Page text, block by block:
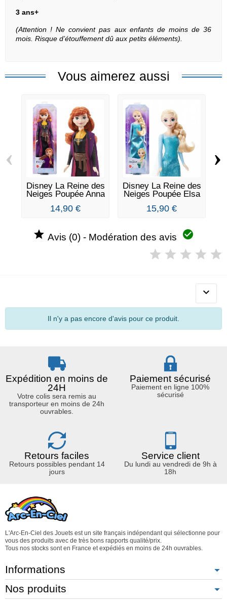
3 ans+
(Attention ! Ne convient pas aux enfants de moins de 36
mois. Risque d’étouffement dû aux petits éléments).
Vous aimerez aussi
Disney La Reine des
Neiges Poupée Anna
14,90 €
Disney La Reine des
Neiges Poupée Elsa
15,90 €
‹ ›
 Avis (0) - Modération des avis 

Il n'y a pas encore d'avis pour ce produit.
Expédition en moins de
24H
Votre colis sera remis au
transporteur en moins de 24h
ouvrables.
Paiement sécurisé
Paiement en ligne 100%
sécurisé
Retours faciles
Retours possibles pendant 14
jours
Service client
Du lundi au vendredi de 9h à
18h
L'Arc-En-Ciel des Jouets est un site français indépendant qui sélectionne pour
vous des produits avec de très bons rapports qualité/prix.
Tous nos stocks sont en France et expédiés en moins de 24h ouvrables.
Informations
Nos produits